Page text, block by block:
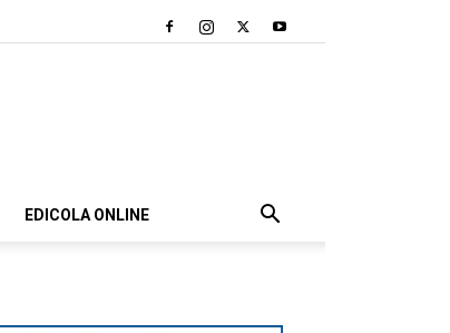
EDICOLA ONLINE